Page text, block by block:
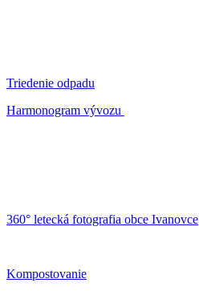
Triedenie odpadu
Harmonogram vývozu
360° letecká fotografia obce Ivanovce
Kompostovanie